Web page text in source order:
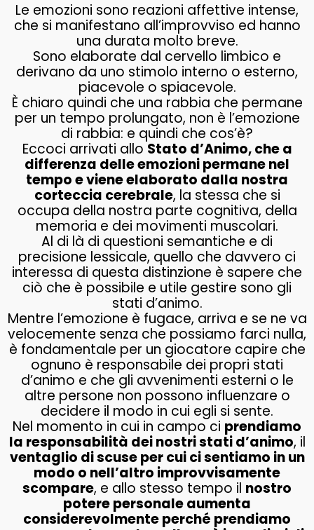
Le emozioni sono reazioni affettive intense,
che si manifestano all’improvviso ed hanno
una durata molto breve.
Sono elaborate dal cervello limbico e
derivano da uno stimolo interno o esterno,
piacevole o spiacevole.
È chiaro quindi che una rabbia che permane
per un tempo prolungato, non è l’emozione
di rabbia: e quindi che cos’è?
Eccoci arrivati allo Stato d’Animo, che a
differenza delle emozioni permane nel
tempo e viene elaborato dalla nostra
corteccia cerebrale, la stessa che si
occupa della nostra parte cognitiva, della
memoria e dei movimenti muscolari.
Al di là di questioni semantiche e di
precisione lessicale, quello che davvero ci
interessa di questa distinzione è sapere che
ciò che è possibile e utile gestire sono gli
stati d’animo.
Mentre l’emozione è fugace, arriva e se ne va
velocemente senza che possiamo farci nulla,
è fondamentale per un giocatore capire che
ognuno è responsabile dei propri stati
d’animo e che gli avvenimenti esterni o le
altre persone non possono influenzare o
decidere il modo in cui egli si sente.
Nel momento in cui in campo ci prendiamo
la responsabilità dei nostri stati d’animo, il
ventaglio di scuse per cui ci sentiamo in un
modo o nell’altro improvvisamente
scompare, e allo stesso tempo il nostro
potere personale aumenta
considerevolmente perché prendiamo